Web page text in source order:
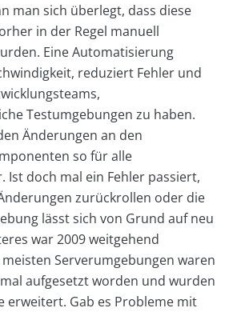
man sich überlegt, dass diese
in der Regel manuell
Eine Automatisierung
reduziert Fehler und
Testumgebungen zu haben.
Änderungen an den
so für alle
Ist doch mal ein Fehler passiert,
zurückrollen oder die
lässt sich von Grund auf neu
war 2009 weitgehend
Serverumgebungen waren
aufgesetzt worden und wurden
erweitert. Gab es Probleme mit